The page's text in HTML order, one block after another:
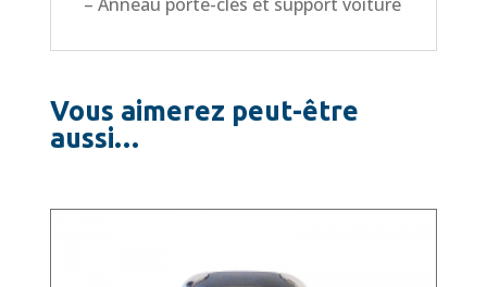
Vous aimerez peut-être
aussi…